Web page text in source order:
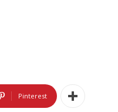
Pinterest